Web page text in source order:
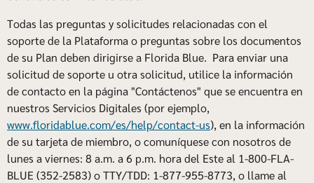
Todas las preguntas y solicitudes relacionadas con el
soporte de la Plataforma o preguntas sobre los documentos
de su Plan deben dirigirse a Florida Blue. Para enviar una
solicitud de soporte u otra solicitud, utilice la información
de contacto en la página "Contáctenos" que se encuentra en
nuestros Servicios Digitales (por ejemplo,
www.floridablue.com/es/help/contact-us), en la información
de su tarjeta de miembro, o comuníquese con nosotros de
lunes a viernes: 8 a.m. a 6 p.m. hora del Este al 1-800-FLA-
BLUE (352-2583) o TTY/TDD: 1-877-955-8773, o llame al